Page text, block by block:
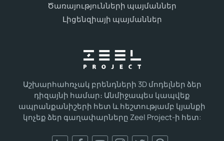
Աշխարհահռչակ բրենդների 3D մոդելներ ձեր
դիզայնի համար։ Անմիջապես կապվեք
ապրանքանիշերի հետ և հեշտությամբ կյանքի
կոչեք ձեր գաղափարները Zeel Project-ի հետ:
Ծառայությունների պայմաններ
Լիցենզիայի պայմաններ